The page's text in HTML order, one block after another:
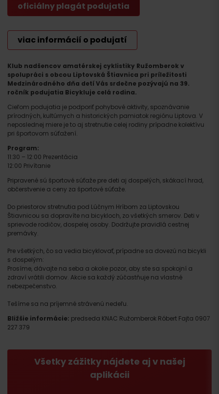
Klub nadšencov amatérskej cyklistiky Ružomberok v
spolupráci s obcou Liptovská Štiavnica pri príležitosti
Medzinárodného dňa detí Vás srdečne pozývajú na 39.
ročník podujatia Bicykluje celá rodina.
Cieľom podujatia je podporiť pohybové aktivity, spoznávanie
prírodných, kultúrnych a historických pamiatok regiónu Liptova. V
neposlednej miere je to aj stretnutie celej rodiny prípadne kolektívu
pri športovom súťažení.
Program:
11:30 – 12:00 Prezentácia
12:00 Privítanie
Pripravené sú športové súťaže pre deti aj dospelých, skákací hrad,
občerstvenie a ceny za športové súťaže.
Do priestorov stretnutia pod Lúčnym Hríbom za Liptovskou
Štiavnicou sa dopravíte na bicykloch, zo všetkých smerov. Deti v
sprievode rodičov, dospelej osoby. Dodržujte pravidlá cestnej
premávky.
Pre všetkých, čo sa vedia bicyklovať, prípadne sa dovezú na bicykli
s dospelým:
Prosíme, dávajte na seba a okolie pozor, aby ste sa spokojní a
zdraví vrátili domov. Akcie sa každý zúčastňuje na vlastné
nebezpečenstvo.
Tešíme sa na príjemné strávenú nedeľu.
Bližšie informácie: predseda KNAC Ružomberok Róbert Fajta 0907
227 379
Všetky zážitky nájdete aj v našej
aplikácii
oficiálny plagát podujatia
viac informácií o podujatí